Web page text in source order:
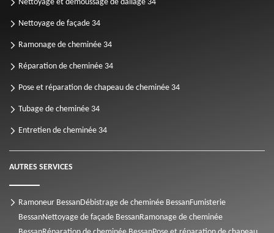
Nettoyage et démoussage de dallage 34
Nettoyage de façade 34
Ramonage de cheminée 34
Réparation de cheminée 34
Pose et réparation de chapeau de cheminée 34
Tubage de cheminée 34
Entretien de cheminée 34
AUTRES SERVICES
Ramoneur BessanDébistrage de cheminée BessanFumisterie
BessanNettoyage de façade BessanRamonage de cheminée